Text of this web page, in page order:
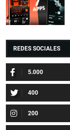
REDES SOCIALES
5.000
400
200